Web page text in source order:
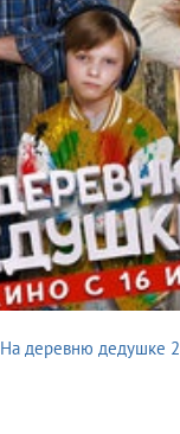
На деревню дедушке 2